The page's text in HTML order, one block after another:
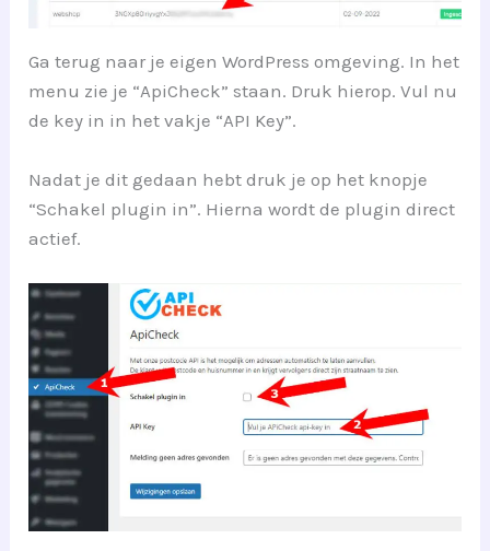
Ga terug naar je eigen WordPress omgeving. In het
menu zie je “ApiCheck” staan. Druk hierop. Vul nu
de key in in het vakje “API Key”.
Nadat je dit gedaan hebt druk je op het knopje
“Schakel plugin in”. Hierna wordt de plugin direct
actief.